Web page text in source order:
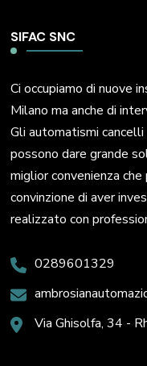
SIFAC SNC
Ci occupiamo di nuove
Milano ma anche di
Gli automatismi
possono dare grande
miglior convenienza
convinzione di aver
realizzato con
0289601329
Via Ghisolfa, 34 -